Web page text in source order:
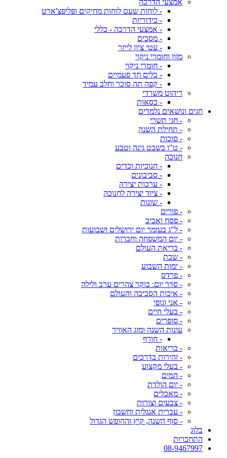
אמצעי הדרכה
- לוחות שעם לוחות מחיקים ופליפצ'ארט
- בידוריות
- אמצעי הדרכה - כללי
- מסכים
- עטי ציון לייזר
מזון וחומרי ניקוי
- חומרי ניקוי
- כלים חד פעמיים
- קפה תה סוכר וחלב עמיד
ריהוט משרדי
- כסאות
חגים ונושאים נלמדים
- חגי תשרי
- תחילת השנה
- סוכות
- ט"ו בשבט גינה וטבע
חנוכה
- חנוכיות וכדים
- סביבונים
- ערכות יצירה
- ציוד יצירה לחנוכה
- שונות
- פורים
- פסח ואביב
- ל"ג בעומר יום ירושלים ושבועות
- יום המשפחה וחברות
- בריאת העולם
- שבת
- ימות השבוע
- פרדס
- סדר יום: בוקר צהרים ערב ולילה
- איכות הסביבה והעולם
- אני וגופי
- בעלי חיים
- סופרים
עונות השנה ומזג האוויר
- חורף
- בריאות
- זהירות בדרכים
- בעלי מקצוע
- המים
- יום הולדת
- מאכלים
- צבעים וצורות
- עברית אנגלית וחשבון
- סוף השנה, קיץ והחופש הגדול
בלוג
התחברות
08-9467997